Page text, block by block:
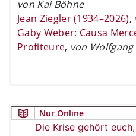
von Kai Böhne
Jean Ziegler (1934–2026),
Gaby Weber: Causa
Profiteure, von
Nur Online
Die Krise gehört